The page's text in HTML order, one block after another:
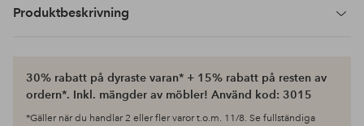
Produktbeskrivning
30% rabatt på dyraste varan* + 15% rabatt på resten av
ordern*. Inkl. mängder av möbler! Använd kod: 3015
*Gäller när du handlar 2 eller fler varor t.o.m. 11/8. Se fullständiga